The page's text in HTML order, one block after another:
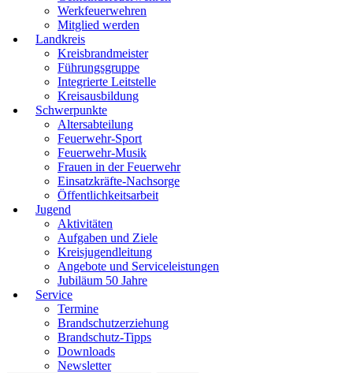
Werkfeuerwehren
Mitglied werden
Landkreis
Kreisbrandmeister
Führungsgruppe
Integrierte Leitstelle
Kreisausbildung
Schwerpunkte
Altersabteilung
Feuerwehr-Sport
Feuerwehr-Musik
Frauen in der Feuerwehr
Einsatzkräfte-Nachsorge
Öffentlichkeitsarbeit
Jugend
Aktivitäten
Aufgaben und Ziele
Kreisjugendleitung
Angebote und Serviceleistungen
Jubiläum 50 Jahre
Service
Termine
Brandschutzerziehung
Brandschutz-Tipps
Downloads
Newsletter